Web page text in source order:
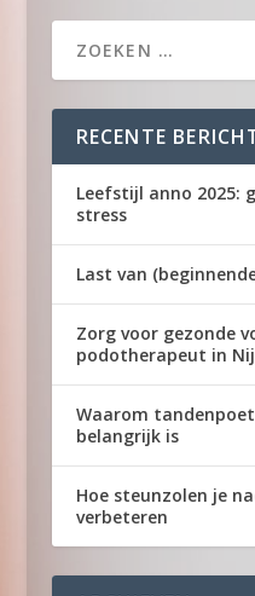
RECENTE
Leefstijl anno 2025:
stress
Last van
Zorg voor gezonde
podotherapeut in
Waarom
belangrijk is
Hoe steunzolen je
verbeteren